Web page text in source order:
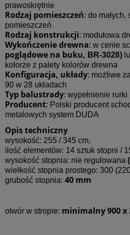
prawoskrętnie
Rodzaj pomieszczeń: do
pomieszczeń
Rodzaj konstrukcji: modułowa
Wykończenie drewna: w cenie
poglądowe na buku, BR-3028)
kolorze z palety kolorów drewna
Konfiguracja, układy: możliwe
90 w 28 układach
Typ balustrady: wypełnienie
Producent: Polski producent
metalowych system DUDA
Opis techniczny
wysokość: 255 / 345 cm,
ilość elementów: 14 sztuk stopni /
wysokość stopnia: nie regulowana
wielkość stopnia prostego: 300
grubość stopnia: 40 mm
otwór w stropie: minimalny 900 x